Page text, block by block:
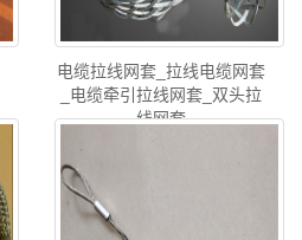
电缆拉线网套_拉线电缆网套
_电缆牵引拉线网套_双头拉
线网套